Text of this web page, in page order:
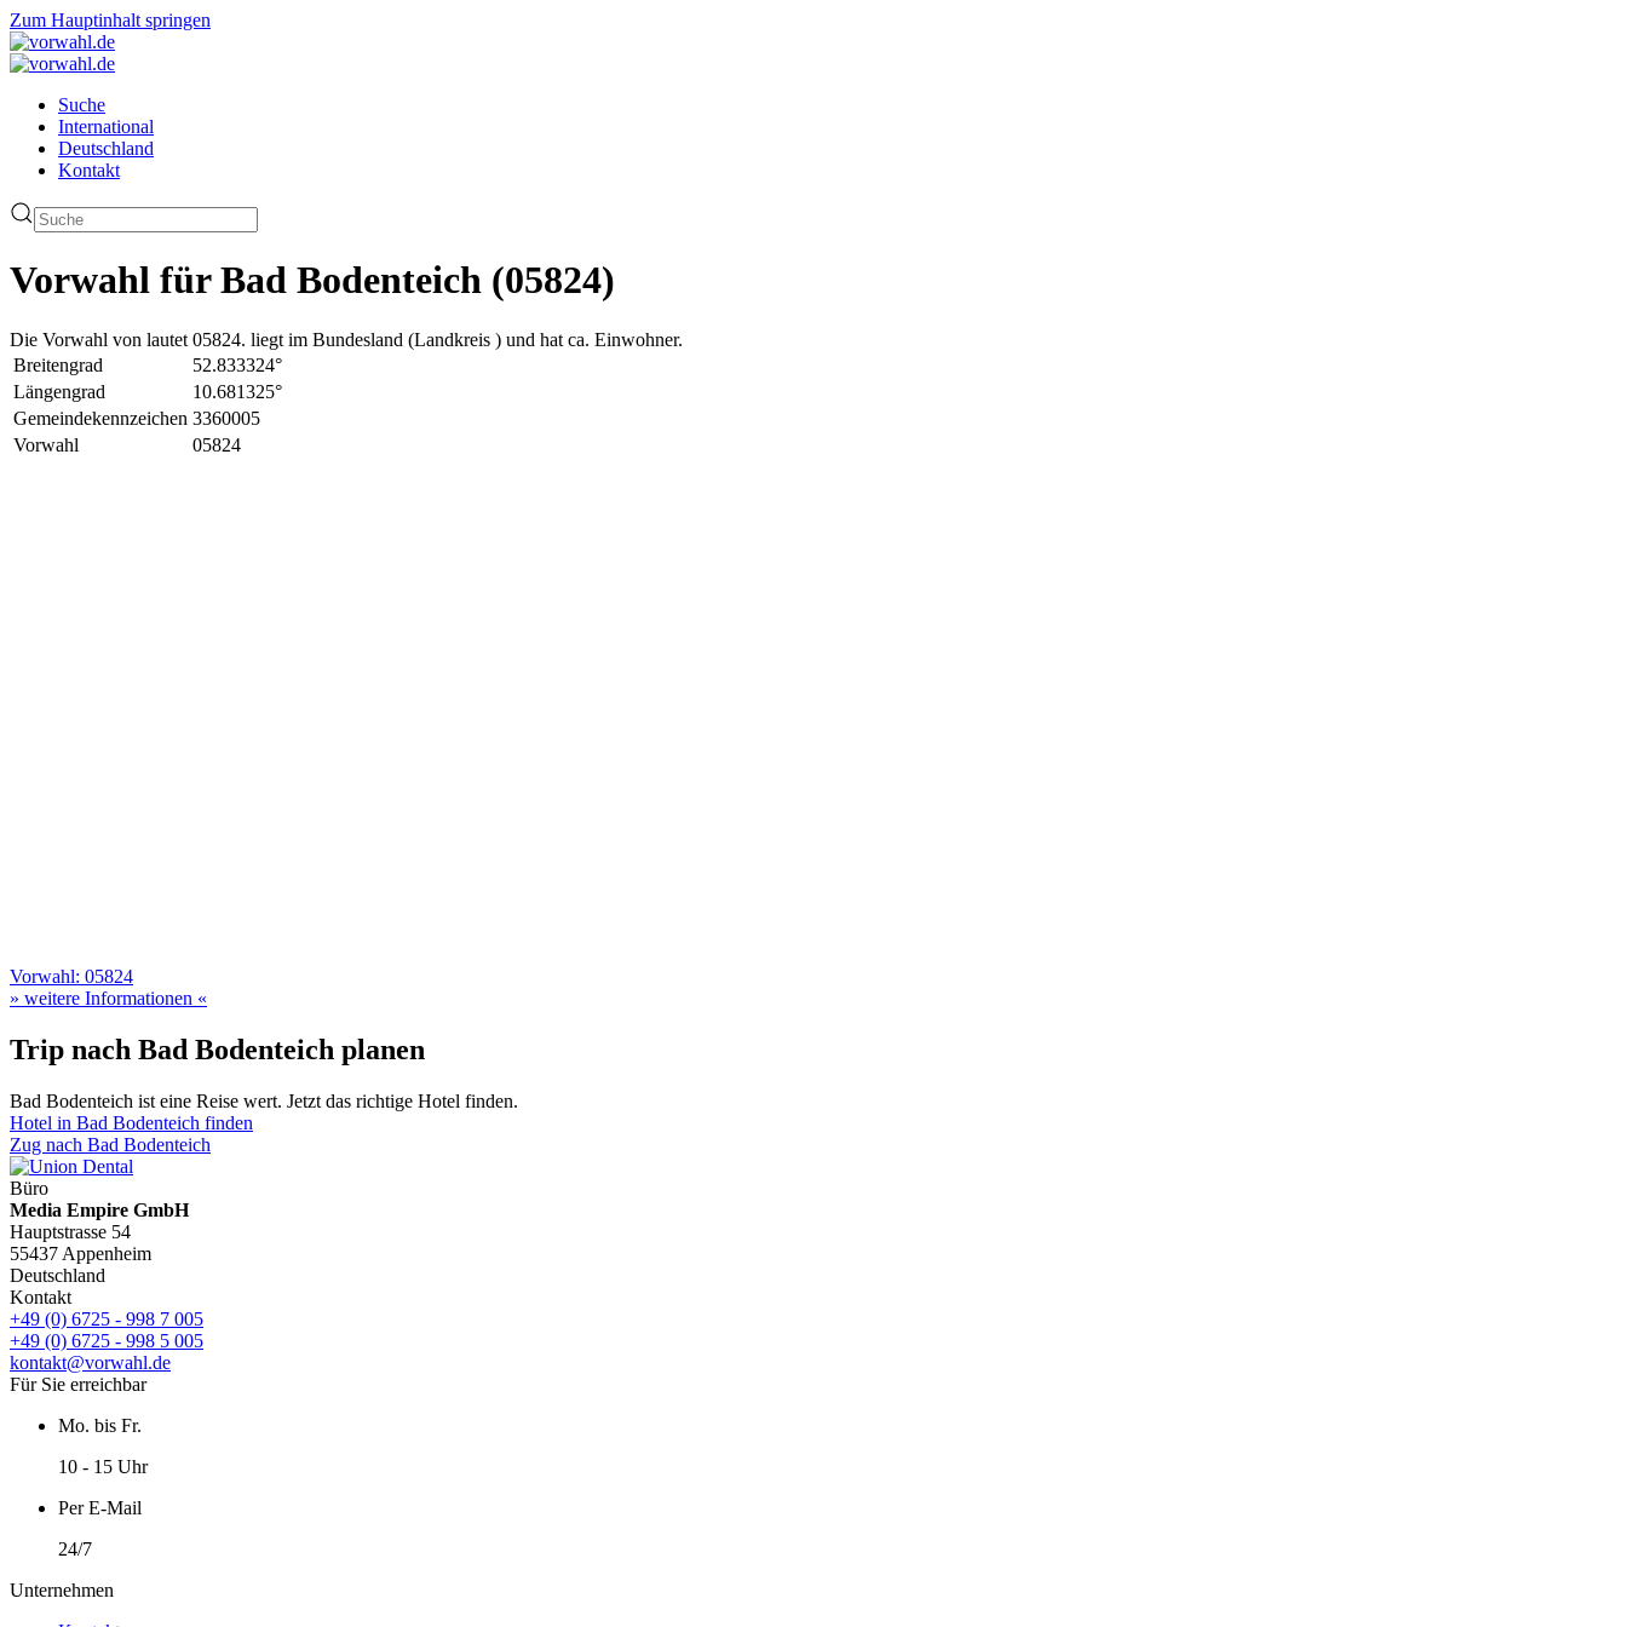
Zum Hauptinhalt springen
Suche
International
Deutschland
Kontakt
Vorwahl für Bad Bodenteich (05824)
Die Vorwahl von lautet 05824. liegt im Bundesland (Landkreis ) und hat ca. Einwohner.
Breitengrad
52.833324°
Längengrad
10.681325°
Gemeindekennzeichen 3360005
Vorwahl
05824
Vorwahl: 05824
» weitere Informationen «
Trip nach Bad Bodenteich planen
Bad Bodenteich ist eine Reise wert. Jetzt das richtige Hotel finden.
Hotel in Bad Bodenteich finden
Zug nach Bad Bodenteich
Büro
Media Empire GmbH
Hauptstrasse 54
55437 Appenheim
Deutschland
Kontakt
+49 (0) 6725 - 998 7 005
+49 (0) 6725 - 998 5 005
kontakt@vorwahl.de
Für Sie erreichbar
Mo. bis Fr.
10 - 15 Uhr
Per E-Mail
24/7
Unternehmen